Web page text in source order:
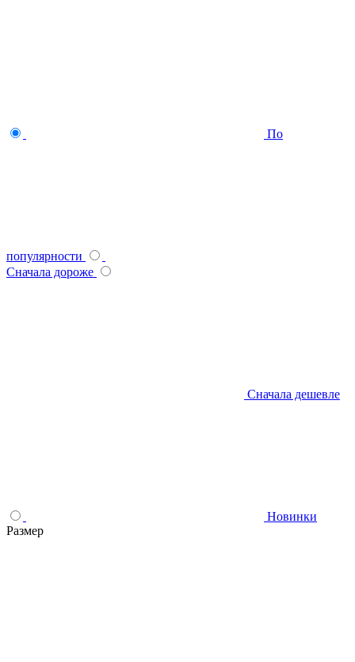
По
популярности
Сначала дороже
Сначала дешевле
Новинки
Размер